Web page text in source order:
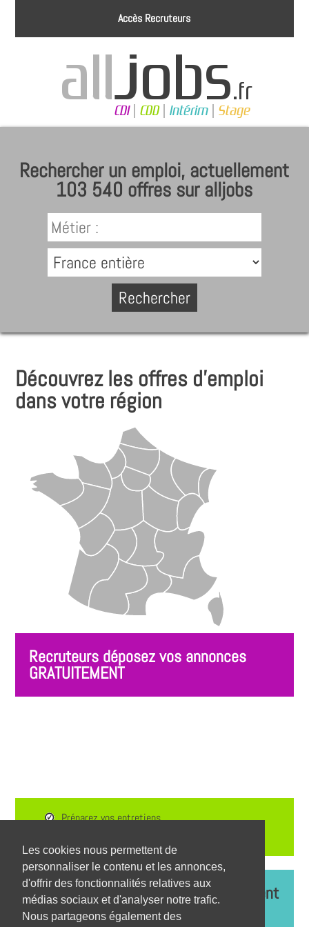
Les cookies nous permettent de
personnaliser le contenu et les annonces,
d'offrir des fonctionnalités relatives aux
médias sociaux et d'analyser notre trafic.
Nous partageons également des
Accès Recruteurs
Rechercher un emploi, actuellement
103 540 offres sur alljobs
Découvrez les offres d'emploi
dans votre région
Recruteurs déposez vos annonces
GRATUITEMENT
Préparez vos entretiens,
Découvrez lesentreprises qui recrutent
dans votre secteur